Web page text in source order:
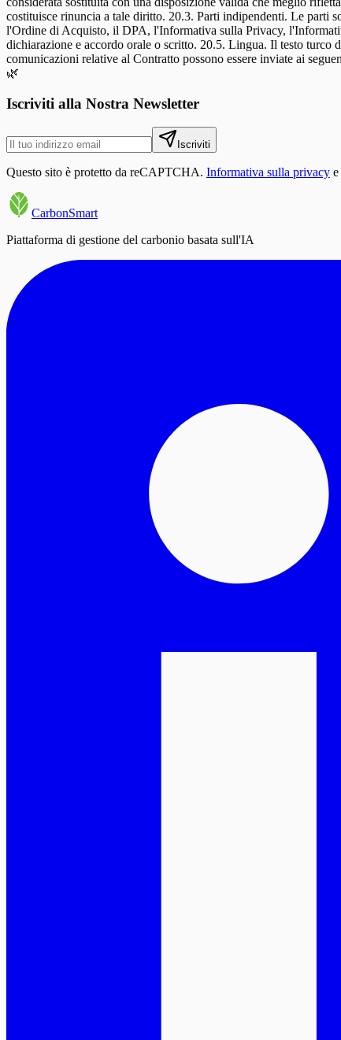
🌿
Iscriviti alla Nostra Newsletter
Iscriviti
Questo sito è protetto da reCAPTCHA. Informativa sulla privacy e
CarbonSmart
Piattaforma di gestione del carbonio basata sull'IA